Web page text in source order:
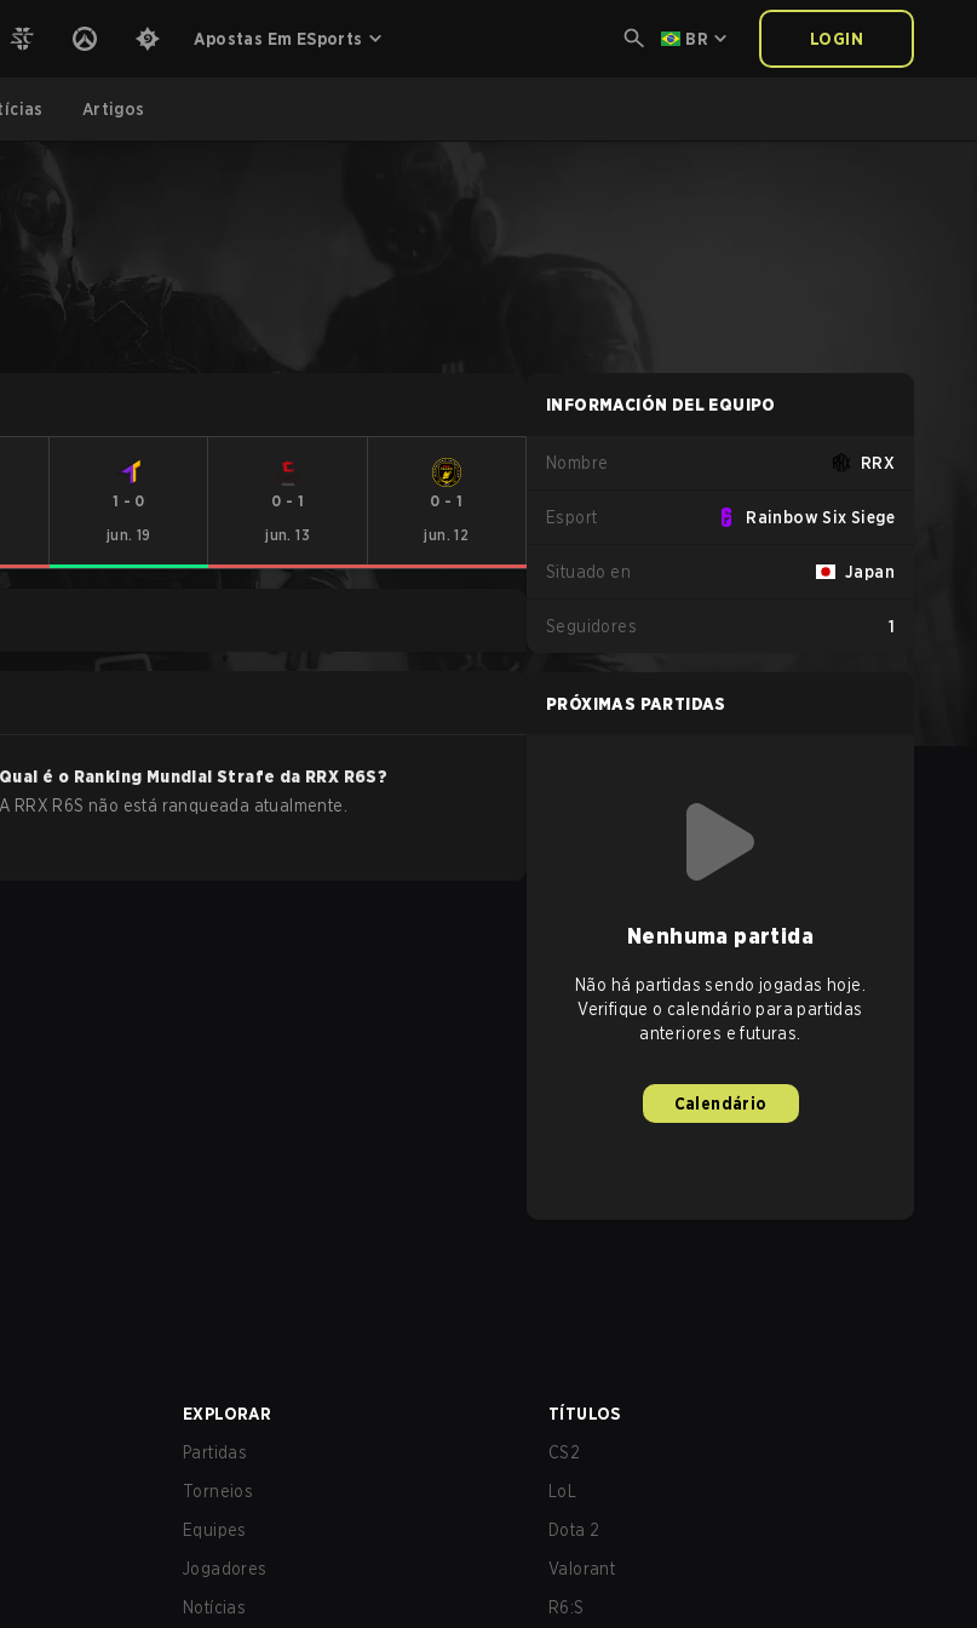
Apostas Em ESports BR LOGIN
Artigos
1 - 0
jun. 19
0 - 1
jun. 13
0 - 1
jun. 12
Qual é o Ranking Mundial Strafe da RRX R6S?
A RRX R6S não está ranqueada atualmente.
INFORMACIÓN DEL EQUIPO
Nombre RRX
Esport Rainbow Six Siege
Situado en Japan
Seguidores 1
PRÓXIMAS PARTIDAS
Nenhuma partida
Não há partidas sendo jogadas hoje.
Verifique o calendário para partidas
anteriores e futuras.
Calendário
EXPLORAR
Partidas
Torneios
Equipes
Jogadores
Notícias
TÍTULOS
CS2
LoL
Dota 2
Valorant
R6:S